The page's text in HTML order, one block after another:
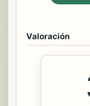
Valoración